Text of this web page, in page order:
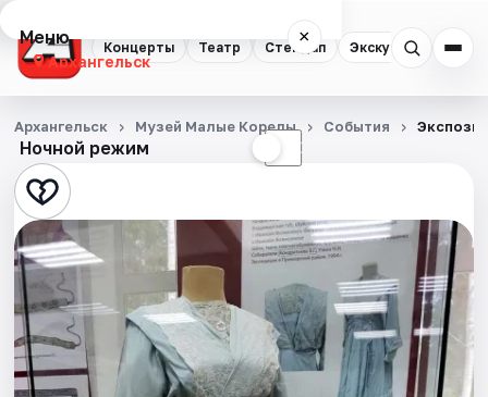
Концерты Театр Стендап Экскурсии
Меню ×
Архангельск
Концерты
Театр
Стендап
Экскурсии
Спорт
События
Ночной режим ☾
Архангельск Музей Малые Корелы События